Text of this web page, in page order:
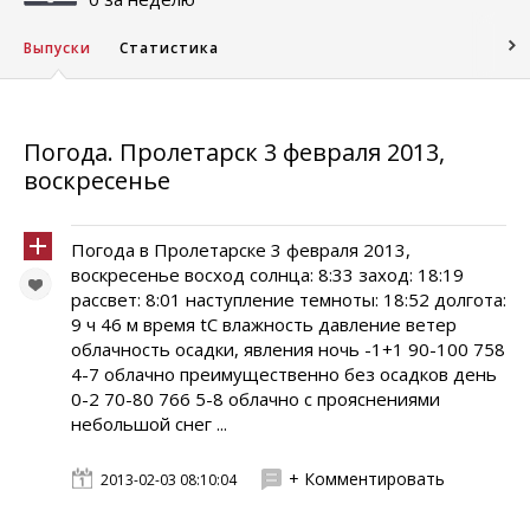
Выпуски Статистика
Погода. Пролетарск 3 февраля 2013,
воскресенье
Погода в Пролетарске 3 февраля 2013,
воскресенье восход солнца: 8:33 заход: 18:19
рассвет: 8:01 наступление темноты: 18:52 долгота:
9 ч 46 м время tC влажность давление ветер
облачность осадки, явления ночь -1+1 90-100 758
4-7 облачно преимущественно без осадков день
0-2 70-80 766 5-8 облачно с прояснениями
небольшой снег ...
2013-02-03 08:10:04 + Комментировать